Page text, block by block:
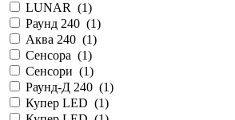
LUNAR (1)
Раунд 240 (1)
Аква 240 (1)
Сенсора (1)
Сенсори (1)
Раунд-Д 240 (1)
Купер LED (1)